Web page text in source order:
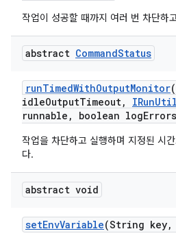
작업이 성공할 때까지 여러 번 차단하
abstract CommandStatus
runTimedWithOutputMonitor
idleOutputTimeout, IRunUtil
runnable , boolean log
작업을 차단하고 실행하며 지정된 시
다.
abstract void
setEnvVariable(String key,